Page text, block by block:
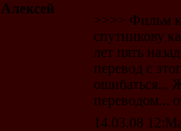
Алексей
>>>> Фильм
спутникову
лет пять
перевод с
ошибаться...
переводом...
14.03.08